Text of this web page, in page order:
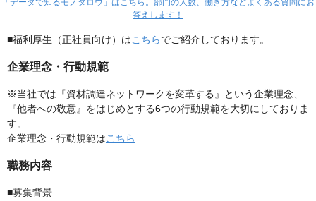
「データで知るモノタロウ」はこちら。部門の人数、働き方などよくある質問にお
答えします！
■福利厚生（正社員向け）はこちらでご紹介しております。
企業理念・行動規範
※当社では『資材調達ネットワークを変革する』という企業理念、
『他者への敬意』をはじめとする6つの行動規範を大切にしておりま
す。
企業理念・行動規範はこちら
職務内容
■募集背景